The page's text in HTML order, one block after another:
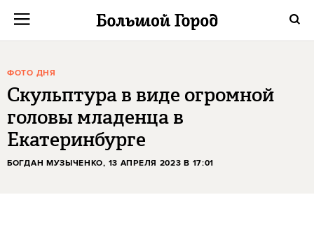
ФОТО ДНЯ
Скульптура в виде огромной
головы младенца в
Екатеринбурге
БОГДАН МУЗЫЧЕНКО, 13 АПРЕЛЯ 2023 В 17:01